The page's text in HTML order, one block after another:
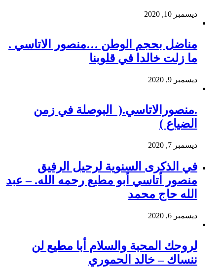
ديسمبر 10, 2020
مناضل بحجم الوطن …منصور الاتاسي .
ما زلت خالدا في قلوبنا
ديسمبر 9, 2020
.منصورالاتاسي.( البوصلة في زمن
الضياع )
ديسمبر 7, 2020
في الذكرى السنوية لرحيل الرفيق
منصور أتاسي أبو مطيع رحمه الله. – عبد
الله حاج محمد
ديسمبر 6, 2020
لروحك المحبة والسلام أبا مطيع لن
ننساك – خالد الحموري